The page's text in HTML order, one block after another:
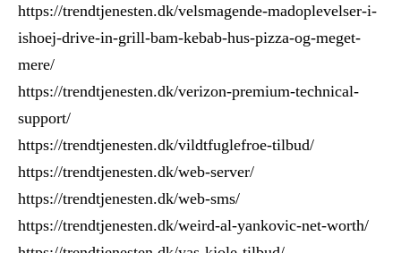
https://trendtjenesten.dk/velsmagende-madoplevelser-i-
ishoej-drive-in-grill-bam-kebab-hus-pizza-og-meget-
mere/
https://trendtjenesten.dk/verizon-premium-technical-
support/
https://trendtjenesten.dk/vildtfuglefroe-tilbud/
https://trendtjenesten.dk/web-server/
https://trendtjenesten.dk/web-sms/
https://trendtjenesten.dk/weird-al-yankovic-net-worth/